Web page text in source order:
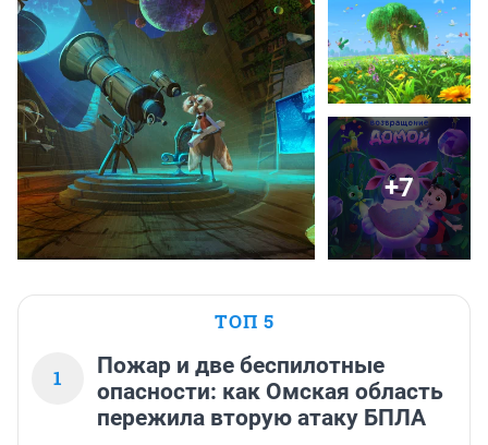
+7
ТОП 5
1
Пожар и две беспилотные
опасности: как Омская область
пережила вторую атаку БПЛА